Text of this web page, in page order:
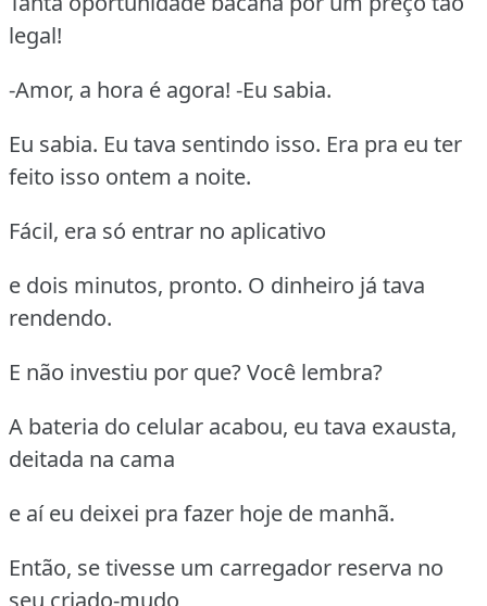
legal!
-Amor, a hora é agora! -Eu sabia.
Eu sabia. Eu tava sentindo isso. Era pra eu ter
feito isso ontem a noite.
Fácil, era só entrar no aplicativo
e dois minutos, pronto. O dinheiro já tava
rendendo.
E não investiu por que? Você lembra?
A bateria do celular acabou, eu tava exausta,
deitada na cama
e aí eu deixei pra fazer hoje de manhã.
Então, se tivesse um carregador reserva no